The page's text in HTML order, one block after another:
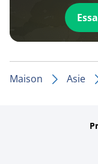
Maison Asie